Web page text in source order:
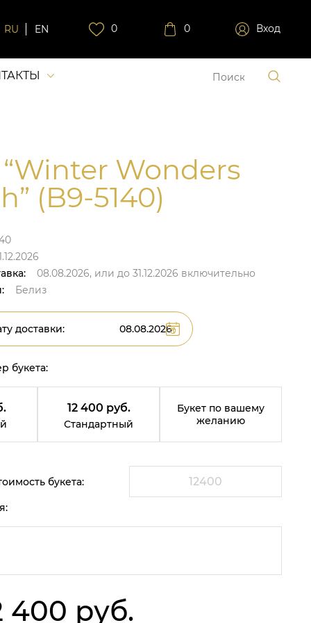
RU EN 0 0 Вход
“Winter Wonders
(B9-5140)
08.08.2026, или до 31.12.2026 включительно
Белиз
доставки:
букета:
12 400 руб.
Стандартный
Букет по вашему
желанию
букета:
400 руб.